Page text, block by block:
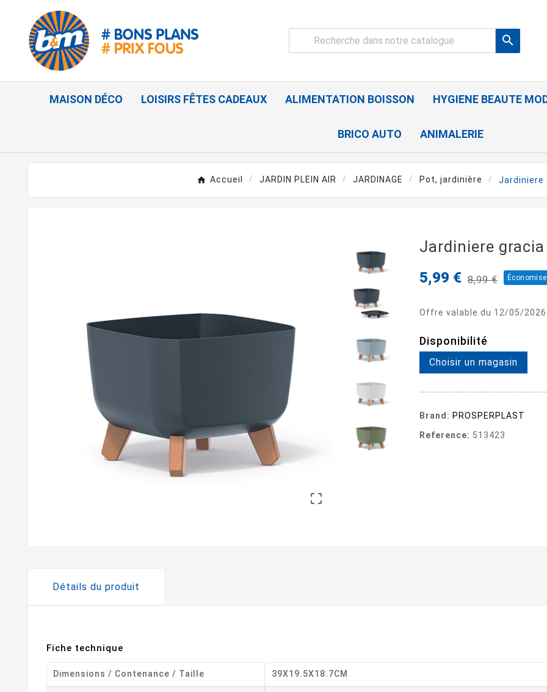

MAISON DÉCO LOISIRS FÊTES CADEAUX ALIMENTATION BOISSON HYGIENE BEAUTE
BRICO AUTO ANIMALERIE
Accueil JARDIN PLEIN AIR JARDINAGE Pot, jardinière Jardiniere

Jardiniere
5,99 € 8,99 €
Offre valable du 12/05/
Disponibilité
Choisir un magasin
Brand: PROSPERPLAST
Reference: 513423
Détails du produit
Fiche technique
Dimensions / Contenance / Taille 39X19.5X18.7CM